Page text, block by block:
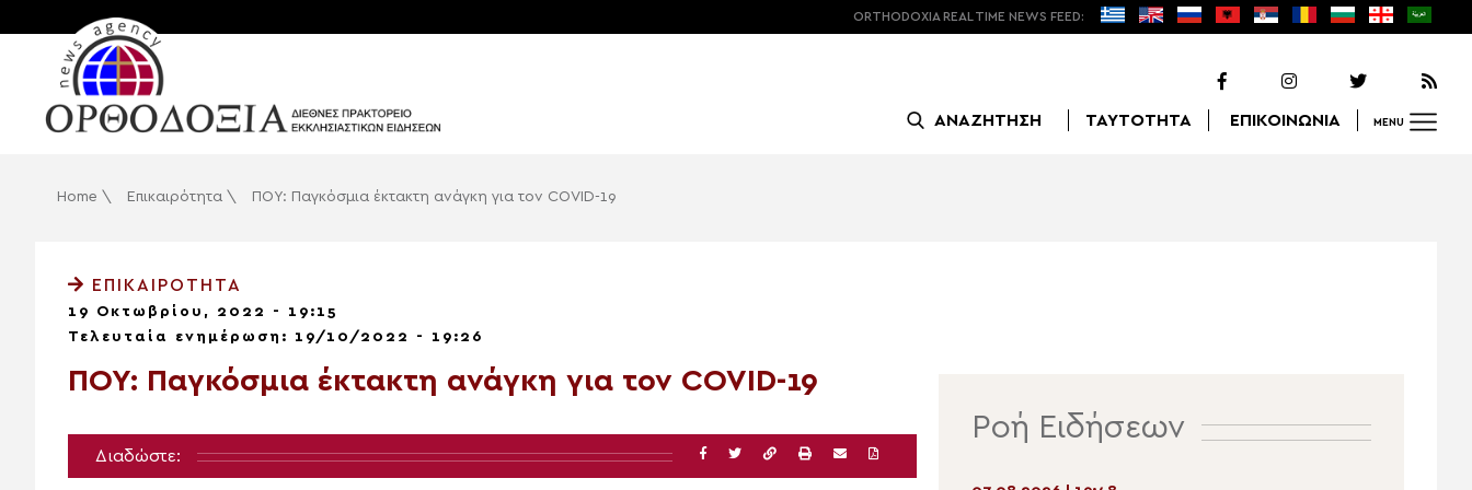
ORTHODOXIA REAL TIME NEWS FEED:
ΑΝΑΖΗΤΗΣΗ ΤΑΥΤΟΤΗΤΑ ΕΠΙΚΟΙΝΩΝΙΑ MENU
Home \ Επικαιρότητα \ ΠΟΥ: Παγκόσμια έκτακτη ανάγκη για τον COVID-19
ΕΠΙΚΑΙΡΌΤΗΤΑ
19 Οκτωβρίου, 2022 - 19:15
Τελευταία ενημέρωση: 19/10/2022 - 19:26
ΠΟΥ: Παγκόσμια έκτακτη ανάγκη για τον COVID-19
Διαδώστε:
Ροή Ειδήσεων